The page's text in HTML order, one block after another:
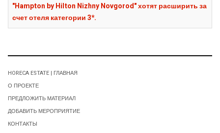
"Hampton by Hilton Nizhny Novgorod" хотят расширить за
счет отеля категории 3*.
HORECA ESTATE | ГЛАВНАЯ
О ПРОЕКТЕ
ПРЕДЛОЖИТЬ МАТЕРИАЛ
ДОБАВИТЬ МЕРОПРИЯТИЕ
КОНТАКТЫ